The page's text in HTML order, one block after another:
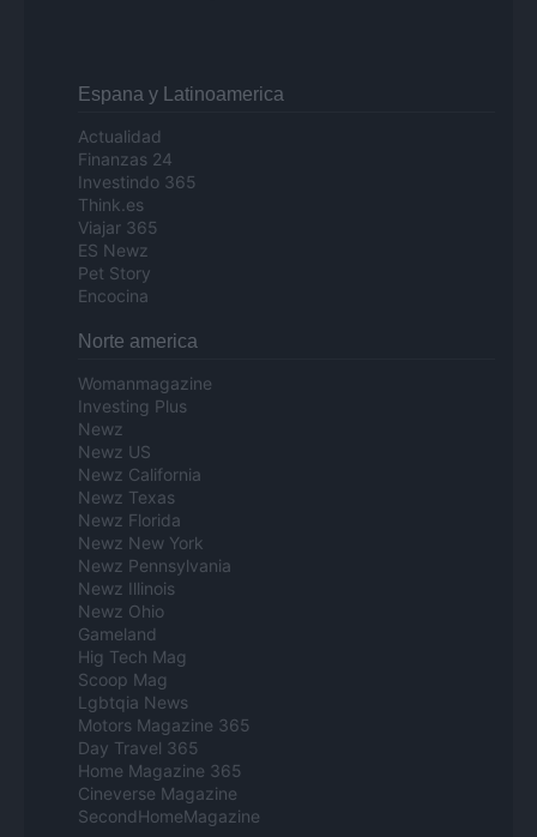
Espana y Latinoamerica
Actualidad
Finanzas 24
Investindo 365
Think.es
Viajar 365
ES Newz
Pet Story
Encocina
Norte america
Womanmagazine
Investing Plus
Newz
Newz US
Newz California
Newz Texas
Newz Florida
Newz New York
Newz Pennsylvania
Newz Illinois
Newz Ohio
Gameland
Hig Tech Mag
Scoop Mag
Lgbtqia News
Motors Magazine 365
Day Travel 365
Home Magazine 365
Cineverse Magazine
SecondHomeMagazine